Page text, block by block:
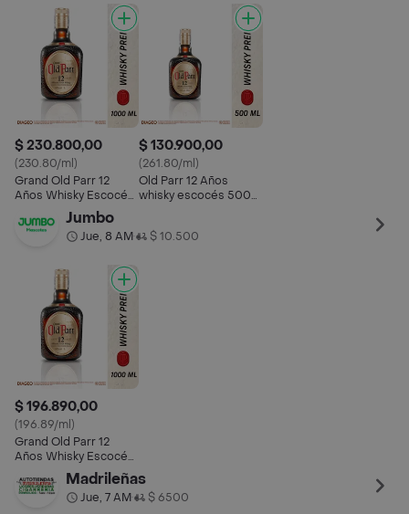
$ 230.800,00
(230.80/ml)
Grand Old Parr 12
Años Whisky Escocés
Blended Scotch
Premium
$ 130.900,00
(261.80/ml)
Old Parr 12 Años
whisky escocés 500
Jumbo
Jue, 8 AM• $ 10.500
$ 196.890,00
(196.89/ml)
Grand Old Parr 12
Años Whisky Escocés
Blended Scotch
Premium
Madrileñas
Jue, 7 AM• $ 6500